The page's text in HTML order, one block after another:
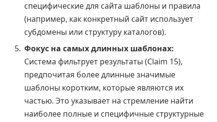
специфические для сайта шаблоны и правила
(например, как конкретный сайт использует
субдомены или структуру каталогов).
Фокус на самых длинных шаблонах:
Система фильтрует результаты (Claim 15),
предпочитая более длинные значимые
шаблоны коротким, которые являются их
частью. Это указывает на стремление найти
наиболее полные и специфичные структурные